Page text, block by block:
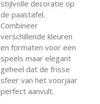
stijlvolle decoratie op
de paastafel.
Combineer
verschillende kleuren
en formaten voor een
speels maar elegant
geheel dat de frisse
sfeer van het voorjaar
perfect aanvult.